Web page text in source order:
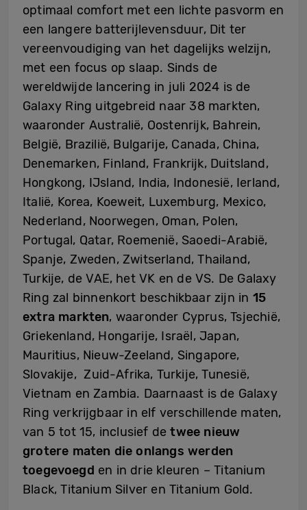
optimaal comfort met een lichte pasvorm en
een langere batterijlevensduur, Dit ter
vereenvoudiging van het dagelijks welzijn,
met een focus op slaap. Sinds de
wereldwijde lancering in juli 2024 is de
Galaxy Ring uitgebreid naar 38 markten,
waaronder Australië, Oostenrijk, Bahrein,
België, Brazilië, Bulgarije, Canada, China,
Denemarken, Finland, Frankrijk, Duitsland,
Hongkong, IJsland, India, Indonesië, Ierland,
Italië, Korea, Koeweit, Luxemburg, Mexico,
Nederland, Noorwegen, Oman, Polen,
Portugal, Qatar, Roemenië, Saoedi-Arabië,
Spanje, Zweden, Zwitserland, Thailand,
Turkije, de VAE, het VK en de VS. De Galaxy
Ring zal binnenkort beschikbaar zijn in 15
extra markten, waaronder Cyprus, Tsjechië,
Griekenland, Hongarije, Israël, Japan,
Mauritius, Nieuw-Zeeland, Singapore,
Slovakije, Zuid-Afrika, Turkije, Tunesië,
Vietnam en Zambia. Daarnaast is de Galaxy
Ring verkrijgbaar in elf verschillende maten,
van 5 tot 15, inclusief detwee nieuw
grotere maten die onlangs werden
toegevoegd en in drie kleuren – Titanium
Black, Titanium Silver en Titanium Gold.